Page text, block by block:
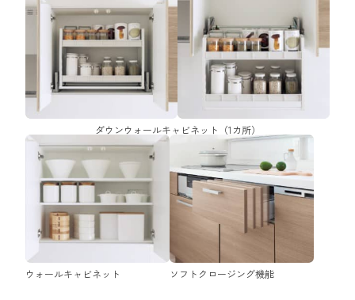
ウォールキャビネット
ダウンウォールキャビネット（1カ所）
ソフトクロージング機能